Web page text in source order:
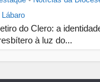
Lábaro
do Clero: a
à luz do...